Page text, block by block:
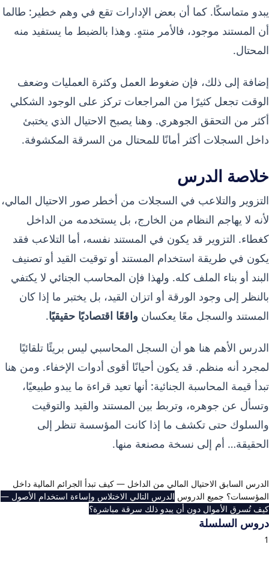
يبدو متماسكًا. كما أن بعض الإدارات تقع في وهم خطير: طالما
أن المستند موجود، فالأمر منتهٍ. وهذا بالضبط ما يستفيد منه
المحتال.
إضافة إلى ذلك، فإن ضغوط العمل وكثرة العمليات وضعف
الوقت تجعل كثيرًا من المراجعات تركز على الوجود الشكلي
أكثر من التحقق الجوهري. وهنا يصبح الاحتيال الذي يختبئ
داخل السجلات أكثر أمانًا للمحتال من السرقة المكشوفة.
خلاصة الدرس
التزوير والتلاعب في السجلات من أخطر صور الاحتيال المالي،
لأنه لا يهاجم النظام من الخارج، بل يستخدمه من الداخل
كغطاء. التزوير قد يكون في المستند نفسه، أما التلاعب فقد
يكون في طريقة استخدام المستند أو توقيت القيد أو تصنيف
البند أو بناء الملف كله. ولهذا فإن المحاسب الجنائي لا يكتفي
بالنظر إلى وجود الورقة أو اتزان القيد، بل يختبر ما إذا كان
المستند والسجل معًا يعكسان واقعًا اقتصاديًا حقيقيًا.
الدرس الأهم هنا هو أن السجل المحاسبي ليس بريئًا تلقائيًا
لمجرد أنه منظم. قد يكون أحيانًا أقوى أدوات الإخفاء. ومن هنا
تبدأ قيمة المحاسبة الجنائية: أنها تعيد قراءة ما يبدو طبيعيًا،
وتسأل عن جوهره، وتربط بين المستند والقيد والتوقيت
والسلوك حتى تكشف ما إذا كانت المؤسسة تنظر إلى
الحقيقة… أم إلى نسخة مصنعة منها.
الدرس السابق الاحتيال المالي من الداخل — كيف تبدأ الجرائم المالية داخل
المؤسسات؟ جميع الدروس الدرس التالي الاختلاس وإساءة استخدام الأصول —
كيف تُسرق الأموال دون أن يبدو ذلك سرقة مباشرة؟
دروس السلسلة
1